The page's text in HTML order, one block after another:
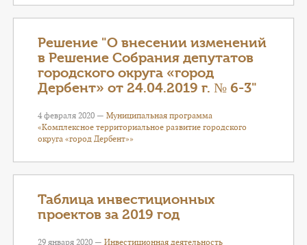
Решение "О внесении изменений
в Решение Собрания депутатов
городского округа «город
Дербент» от 24.04.2019 г. № 6-3"
4 февраля 2020 — Муниципальная программа
«Комплексное территориальное развитие городского
округа «город Дербент»»
Таблица инвестиционных
проектов за 2019 год
29 января 2020 — Инвестиционная деятельность